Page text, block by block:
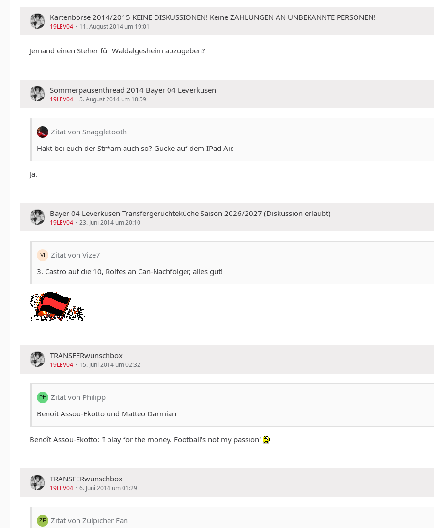
Kartenbörse 2014/2015 KEINE DISKUSSIONEN! Keine ZAHLUNGEN AN UNBEKANNTE PERSONEN!
19LEV04 11. August 2014 um 19:01
Jemand einen Steher für Waldalgesheim abzugeben?
Sommerpausenthread 2014 Bayer 04 Leverkusen
19LEV04 5. August 2014 um 18:59
Zitat von Snaggletooth
Hakt bei euch der Str*am auch so? Gucke auf dem IPad Air.
Ja.
Bayer 04 Leverkusen Transfergerüchteküche Saison 2026/2027 (Diskussion erlaubt)
19LEV04 23. Juni 2014 um 20:10
Zitat von Vize7
3. Castro auf die 10, Rolfes an Can-Nachfolger, alles gut!
TRANSFERwunschbox
19LEV04 15. Juni 2014 um 02:32
Zitat von Philipp
Benoit Assou-Ekotto und Matteo Darmian
Benoît Assou-Ekotto: 'I play for the money. Football's not my passion'
TRANSFERwunschbox
19LEV04 6. Juni 2014 um 01:29
Zitat von Zülpicher Fan